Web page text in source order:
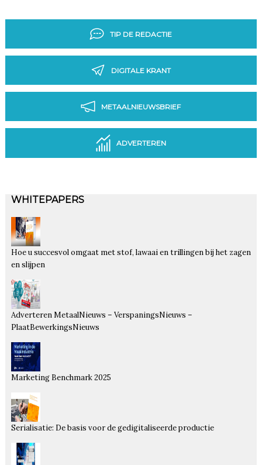
TIP DE REDACTIE
DIGITALE KRANT
METAALNIEUWSBRIEF
ADVERTEREN
WHITEPAPERS
Hoe u succesvol omgaat met stof, lawaai en trillingen bij het zagen
en slijpen
Adverteren MetaalNieuws – VerspaningsNieuws –
PlaatBewerkingsNieuws
Marketing Benchmark 2025
Serialisatie: De basis voor de gedigitaliseerde productie